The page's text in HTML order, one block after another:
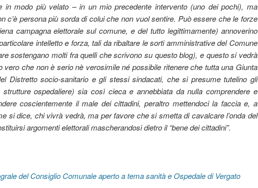
in modo più velato – in un mio precedente intervento (uno dei pochi), ma
c’è persona più sorda di colui che non vuol sentire. Può essere che le forze
campagna elettorale sul comune, e del tutto legittimamente) annoverino
intelletto e forza, tali da ribaltare le sorti amministrative del Comune
sostengano molti fra quelli che scrivono su questo blog), e questo si vedrà
vero che non è serio nè verosimile né possibile ritenere che tutta una Giunta
Distretto socio-sanitario e gli stessi sindacati, che si presume tutelino gli
ospedaliere) sia così cieca e annebbiata da nulla comprendere e
coscientemente il male dei cittadini, peraltro mettendoci la faccia e, a
si dice, chi vivrà vedrà, ma per favore che si smetta di cavalcare l’onda del
argomenti elettorali mascherandosi dietro il “bene dei cittadini”.
del Consiglio Comunale aperto a tema sanità e Ospedale di Vergato